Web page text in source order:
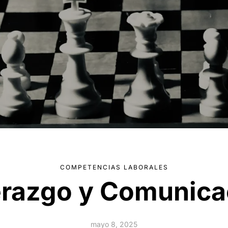
COMPETENCIAS LABORALES
y
mayo 8, 2025